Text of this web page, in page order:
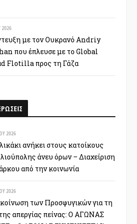
2026
με τον Ουκρανό Andriy
που έπλευσε με το Global
Flotilla προς τη Γάζα
2026
ανήκει στους κατοίκους
άνευ όρων – Διαχείριση
από την κοινωνία
2026
των Προσφυγικών για τη
απεργίας πείνας: Ο ΑΓΩΝΑΣ